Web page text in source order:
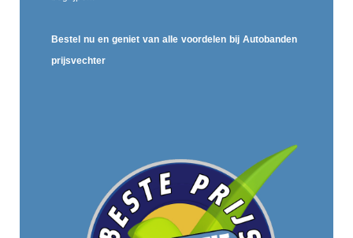
Bestel nu en geniet van alle voordelen bij Autobanden
prijsvechter